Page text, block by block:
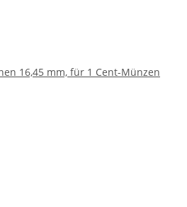
16,45 mm, für 1 Cent-Münzen